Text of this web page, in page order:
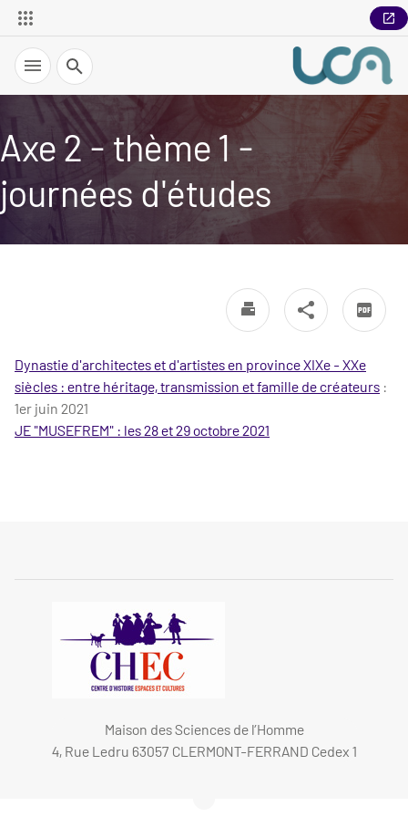
Recherche
Axe 2 - thème 1 -
journées d'études
Dynastie d'architectes et d'artistes en province XIXe - XXe
siècles : entre héritage, transmission et famille de créateurs :
1er juin 2021
JE "MUSEFREM" : les 28 et 29 octobre 2021
Maison des Sciences de l’Homme
4, Rue Ledru 63057 CLERMONT-FERRAND Cedex 1